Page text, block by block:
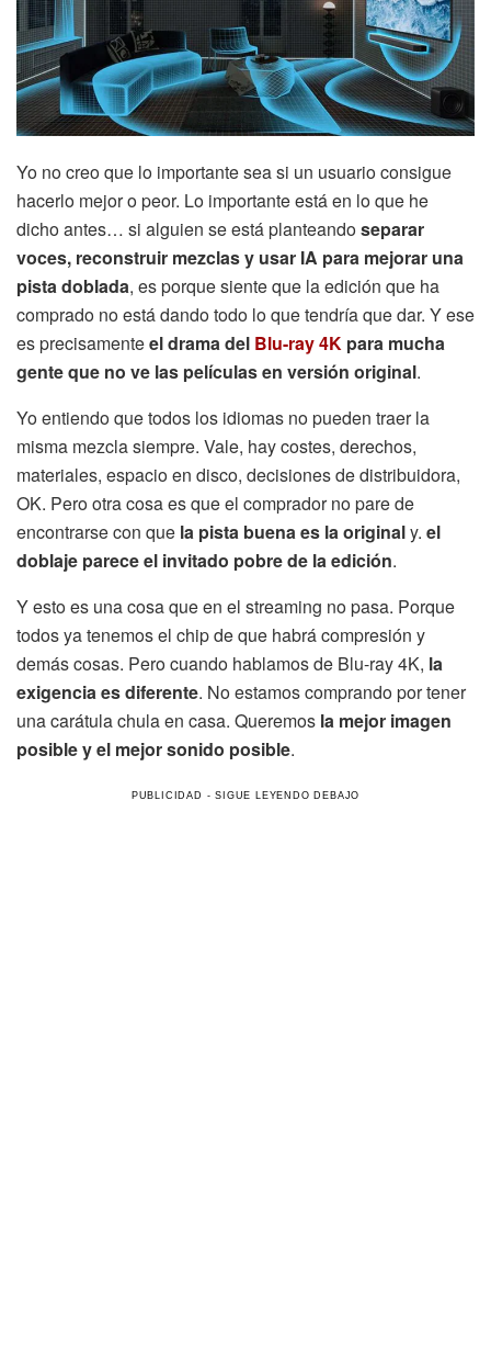
Yo no creo que lo importante sea si un usuario consigue
hacerlo mejor o peor. Lo importante está en lo que he
dicho antes… si alguien se está planteandoseparar
voces, reconstruir mezclas y usar IA para mejorar una
pista doblada, es porque siente que la edición que ha
comprado no está dando todo lo que tendría que dar. Y ese
es precisamenteel drama del Blu-ray 4K para mucha
gente que no ve las películas en versión original.
Yo entiendo que todos los idiomas no pueden traer la
misma mezcla siempre. Vale, hay costes, derechos,
materiales, espacio en disco, decisiones de distribuidora,
OK. Pero otra cosa es que el comprador no pare de
encontrarse con que la pista buena es la originaly. el
doblaje parece el invitado pobre de la edición.
Y esto es una cosa que en el streaming no pasa. Porque
todos ya tenemos el chip de que habrá compresión y
demás cosas. Pero cuando hablamos de Blu-ray 4K, la
exigencia es diferente. No estamos comprando por tener
una carátula chula en casa. Queremos la mejor imagen
posible y el mejor sonido posible.